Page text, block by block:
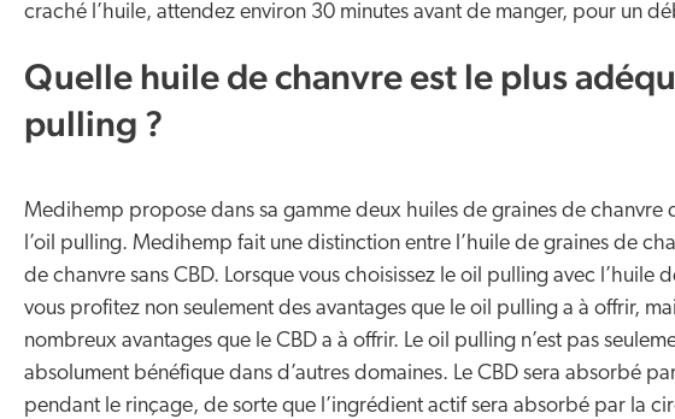
craché l’huile, attendez environ 30 minutes avant de manger, pour un
Quelle huile de chanvre est le plus
pulling ?
Medihemp propose dans sa gamme deux huiles de graines de chanvre
l’oil pulling. Medihemp fait une distinction entre l’huile de graines de
de chanvre sans CBD. Lorsque vous choisissez le oil pulling avec l’huile
vous profitez non seulement des avantages que le oil pulling a à offrir,
nombreux avantages que le CBD a à offrir. Le oil pulling n’est pas
absolument bénéfique dans d’autres domaines. Le CBD sera absorbé
pendant le rinçage, de sorte que l’ingrédient actif sera absorbé par la